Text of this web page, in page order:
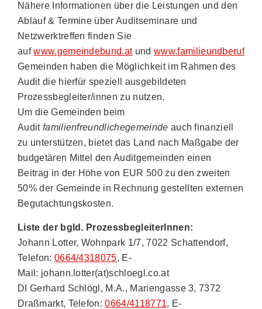
Nähere Informationen über die Leistungen und den
Ablauf & Termine über Auditseminare und
Netzwerktreffen finden Sie
aufwww.gemeindebund.atund www.familieundberuf.at
Gemeinden haben die Möglichkeit im Rahmen des
Audit die hierfür speziell ausgebildeten
Prozessbegleiter/innen zu nutzen.
Um die Gemeinden beim
Audit familienfreundlichegemeinde auch finanziell
zu unterstützen, bietet das Land nach Maßgabe der
budgetären Mittel den Auditgemeinden einen
Beitrag in der Höhe von EUR 500 zu den zweiten
50% der Gemeinde in Rechnung gestellten externen
Begutachtungskosten.
Liste der bgld. ProzessbegleiterInnen:
Johann Lotter, Wohnpark 1/7, 7022 Schattendorf,
Telefon: 0664/4318075, E-
Mail: johann.lotter(at)schloegl.co.at
DI Gerhard Schlögl, M.A., Mariengasse 3, 7372
Draßmarkt, Telefon:0664/4118771, E-